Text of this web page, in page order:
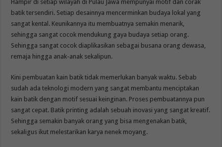
Hampir di setiap wilayah di Pulau Jawa mempunyai motif dan corak
batik tersendiri. Setiap desainnya mencerminkan budaya lokal yang
sangat kental. Keunikannya itu membuatnya semakin menarik,
sehingga sangat cocok mendukung gaya budaya setiap orang.
Sehingga sangat cocok diaplikasikan sebagai busana orang dewasa,
remaja hingga anak-anak sekalipun.
Kini pembuatan kain batik tidak memerlukan banyak waktu. Sebab
sudah ada teknologi modern yang sangat membantu menciptakan
kain batik dengan motif sesuai keinginan. Proses pembuatannya pun
sangat cepat. Batik printing adalah sebuah inovasi yang sangat kreatif.
Sehingga semakin banyak orang yang bisa mengenakan batik,
sekaligus ikut melestarikan karya nenek moyang.